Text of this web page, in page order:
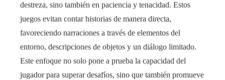
destreza, sino también en paciencia y tenacidad. Estos
juegos evitan contar historias de manera directa,
favoreciendo narraciones a través de elementos del
entorno, descripciones de objetos y un diálogo limitado.
Este enfoque no solo pone a prueba la capacidad del
jugador para superar desafíos, sino que también promueve